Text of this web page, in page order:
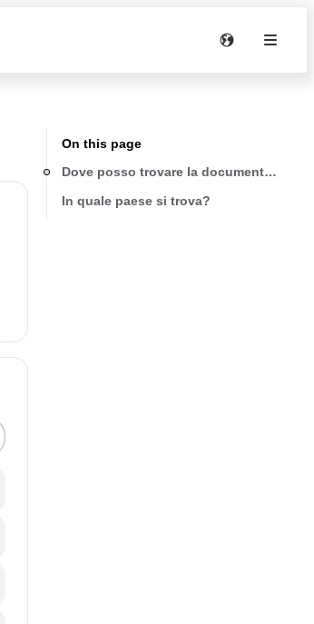
On this page
Dove posso trovare la documentazione
In quale paese si trova?